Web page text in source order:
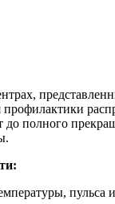
до полного
пульса